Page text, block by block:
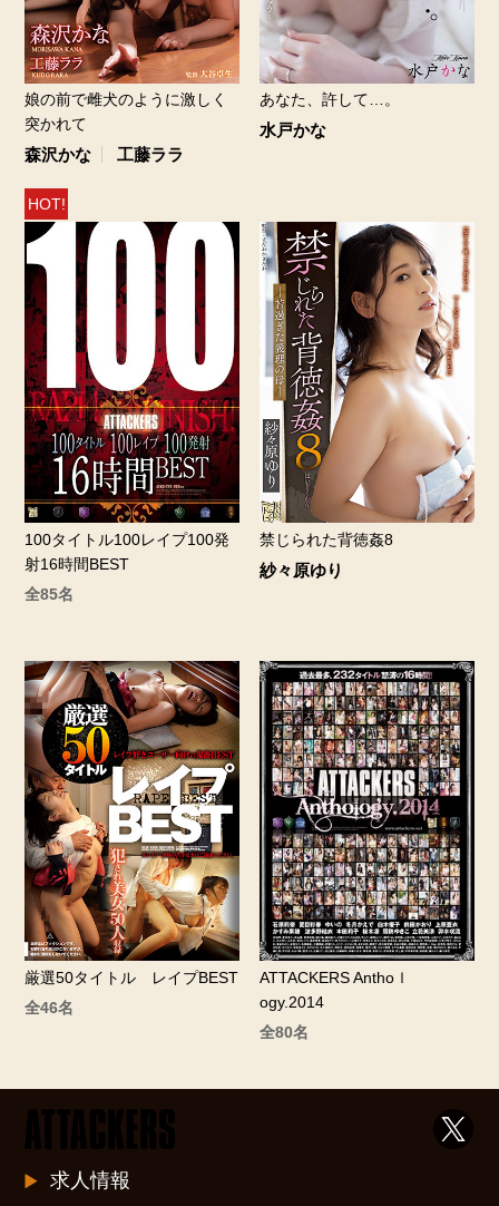
娘の前で雌犬のように激しく
突かれて
森沢かな 工藤ララ
あなた、許して…。
水戸かな
HOT!
100タイトル100レイプ100発
射16時間BEST
全85名
禁じられた背徳姦8
紗々原ゆり
厳選50タイトル レイプBEST
全46名
ATTACKERS Anthoｌ
ogy.2014
全80名
求人情報